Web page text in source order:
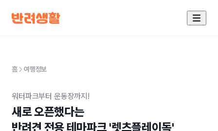
홈 여행정보
워터파크부터 운동장까지!
새로 오픈했다는
반려견 전용 테마파크 '렛츠플레이독'